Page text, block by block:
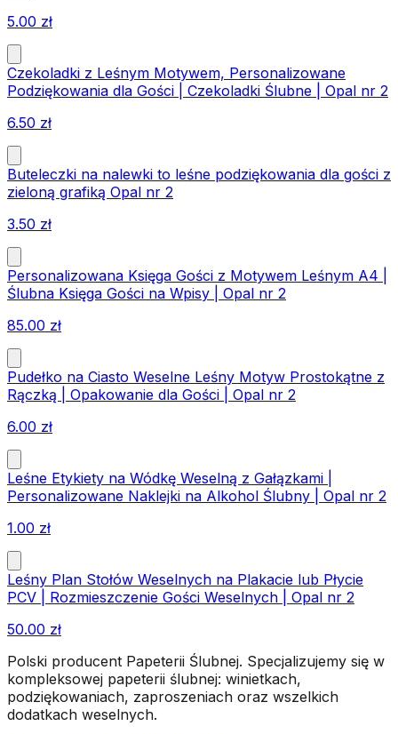
5.00 zł
Czekoladki z Leśnym Motywem, Personalizowane
Podziękowania dla Gości | Czekoladki Ślubne | Opal nr 2
6.50 zł
Buteleczki na nalewki to leśne podziękowania dla gości z
zieloną grafiką Opal nr 2
3.50 zł
Personalizowana Księga Gości z Motywem Leśnym A4 |
Ślubna Księga Gości na Wpisy | Opal nr 2
85.00 zł
Pudełko na Ciasto Weselne Leśny Motyw Prostokątne z
Rączką | Opakowanie dla Gości | Opal nr 2
6.00 zł
Leśne Etykiety na Wódkę Weselną z Gałązkami |
Personalizowane Naklejki na Alkohol Ślubny | Opal nr 2
1.00 zł
Leśny Plan Stołów Weselnych na Plakacie lub Płycie
PCV | Rozmieszczenie Gości Weselnych | Opal nr 2
50.00 zł
Polski producent Papeterii Ślubnej. Specjalizujemy się w
kompleksowej papeterii ślubnej: winietkach,
podziękowaniach, zaproszeniach oraz wszelkich
dodatkach weselnych.